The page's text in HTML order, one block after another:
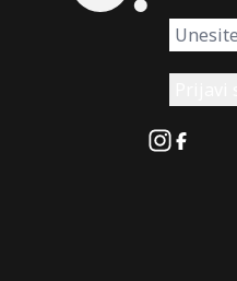
Instagram
Facebook